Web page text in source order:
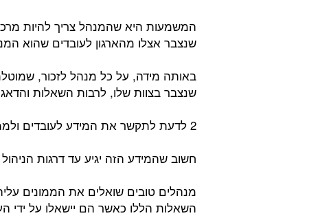
המשמעות היא שהמנהל צריך להיות
שנצבר אצלו מהארגון לעובדים שהוא
באותה מידה, על כל מנהל לזכור,
שנצבר בצוות שלו, לרבות השאלות
2 לדעת לתקשר את המידע לעובדים ולממונים כאחד, ביעילות מירבית:
חשוב שהמידע הזה יגיע עד דרגות
מנהלים טובים שואלים את הממונים
השאלות הללו כאשר הם יישאלו על ידי